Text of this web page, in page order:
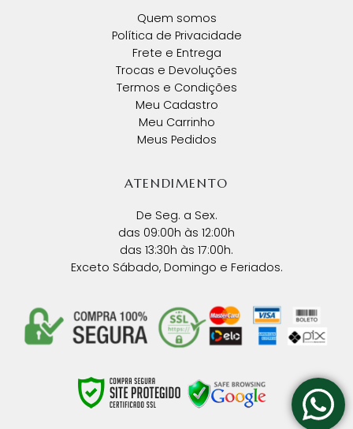
Quem somos
Política de Privacidade
Frete e Entrega
Trocas e Devoluções
Termos e Condições
Meu Cadastro
Meu Carrinho
Meus Pedidos
ATENDIMENTO
De Seg. a Sex.
das 09:00h às 12:00h
das 13:30h às 17:00h.
Exceto Sábado, Domingo e Feriados.